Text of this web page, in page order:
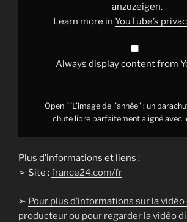
parfaitement
anzuzeigen.
Learn more in YouTube’s
Always display content from
Open ""L’image de l’année" : un
chute libre parfaitement aligné avec
Plus d’informations et liens :
➢ Site :france24.com/fr
➢ Pour plus d’informations sur la vidéo
producteur ou pour regarder la vidéo